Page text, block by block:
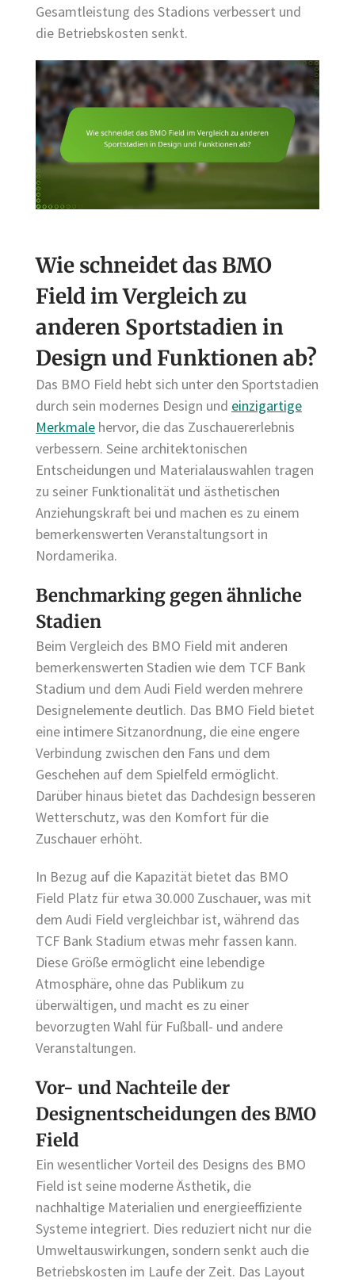
Gesamtleistung des Stadions verbessert und
die Betriebskosten senkt.
Wie schneidet das BMO
Field im Vergleich zu
anderen Sportstadien in
Design und Funktionen ab?
Das BMO Field hebt sich unter den Sportstadien
durch sein modernes Design und einzigartige
Merkmale hervor, die das Zuschauererlebnis
verbessern. Seine architektonischen
Entscheidungen und Materialauswahlen tragen
zu seiner Funktionalität und ästhetischen
Anziehungskraft bei und machen es zu einem
bemerkenswerten Veranstaltungsort in
Nordamerika.
Benchmarking gegen ähnliche
Stadien
Beim Vergleich des BMO Field mit anderen
bemerkenswerten Stadien wie dem TCF Bank
Stadium und dem Audi Field werden mehrere
Designelemente deutlich. Das BMO Field bietet
eine intimere Sitzanordnung, die eine engere
Verbindung zwischen den Fans und dem
Geschehen auf dem Spielfeld ermöglicht.
Darüber hinaus bietet das Dachdesign besseren
Wetterschutz, was den Komfort für die
Zuschauer erhöht.
In Bezug auf die Kapazität bietet das BMO
Field Platz für etwa 30.000 Zuschauer, was mit
dem Audi Field vergleichbar ist, während das
TCF Bank Stadium etwas mehr fassen kann.
Diese Größe ermöglicht eine lebendige
Atmosphäre, ohne das Publikum zu
überwältigen, und macht es zu einer
bevorzugten Wahl für Fußball- und andere
Veranstaltungen.
Vor- und Nachteile der
Designentscheidungen des BMO
Field
Ein wesentlicher Vorteil des Designs des BMO
Field ist seine moderne Ästhetik, die
nachhaltige Materialien und energieeffiziente
Systeme integriert. Dies reduziert nicht nur die
Umweltauswirkungen, sondern senkt auch die
Betriebskosten im Laufe der Zeit. Das Layout